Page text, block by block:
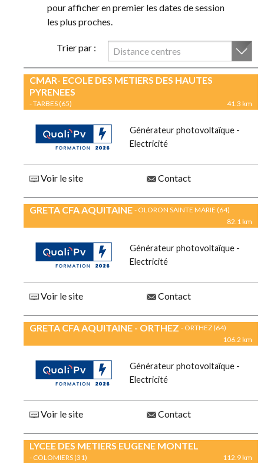
pour afficher en premier les dates de session
les plus proches.
Trier par : Distance centres
CMAR- ECOLE DES METIERS DES HAUTES
PYRENEES
- TARBES (65) 41.3 km
Générateur photovoltaïque -
Electricité
Voir le site Contact
GRETA CFA AQUITAINE - OLORON SAINTE MARIE (64)
82.1 km
Générateur photovoltaïque -
Electricité
Voir le site Contact
GRETA CFA AQUITAINE - ORTHEZ - ORTHEZ (64)
106.2 km
Générateur photovoltaïque -
Electricité
Voir le site Contact
LYCEE DES METIERS EUGENE MONTEL
- COLOMIERS (31) 112.9 km